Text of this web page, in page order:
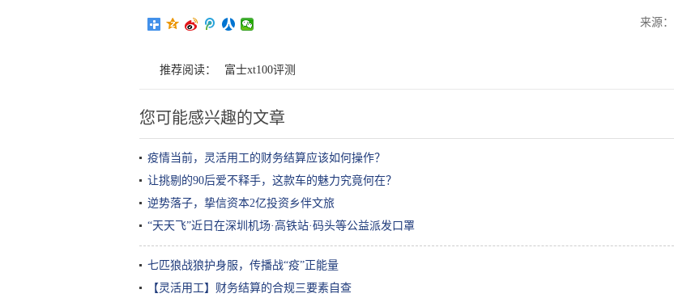
来源：
推荐阅读： 富士xt100评测
您可能感兴趣的文章
疫情当前，灵活用工的财务结算应该如何操作？
让挑剔的90后爱不释手，这款车的魅力究竟何在？
逆势落子，挚信资本2亿投资乡伴文旅
“天天飞”近日在深圳机场·高铁站·码头等公益派发口罩
七匹狼战狼护身服，传播战“疫”正能量
【灵活用工】财务结算的合规三要素自查